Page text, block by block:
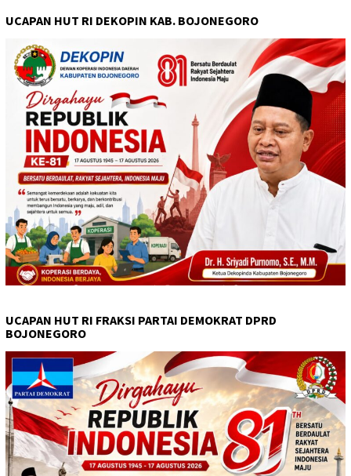
UCAPAN HUT RI DEKOPIN KAB. BOJONEGORO
UCAPAN HUT RI FRAKSI PARTAI DEMOKRAT DPRD
BOJONEGORO